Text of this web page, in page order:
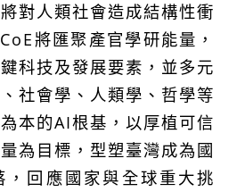
對人類社會造成結構性衝
將匯聚產官學研能量，
科技及發展要素，並多元
社會學、人類學、哲學等
本的AI根基，以厚植可信
為目標，型塑臺灣成為國
，回應國家與全球重大挑